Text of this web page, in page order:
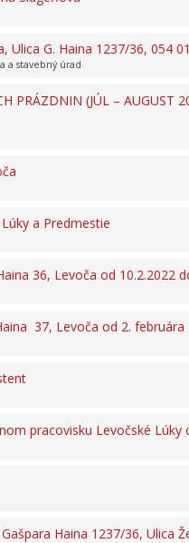
G. Haina 1237/36, 054
a stavebný úrad
PRÁZDNIN (JÚL – AUGUST
a Predmestie
36, Levoča od 10.2.2022
37, Levoča od 2. februára
pracovisku Levočské Lúky
Haina 1237/36, Ulica